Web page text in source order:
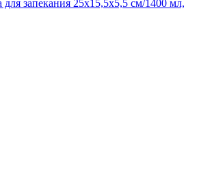
для запекания 25х15,5x5,5 см/1400 мл,